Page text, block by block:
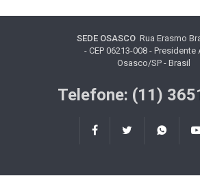
SEDE OSASCORua Erasmo
- CEP 06213-008 - Presidente
Osasco/SP - Brasil
Telefone: (11)